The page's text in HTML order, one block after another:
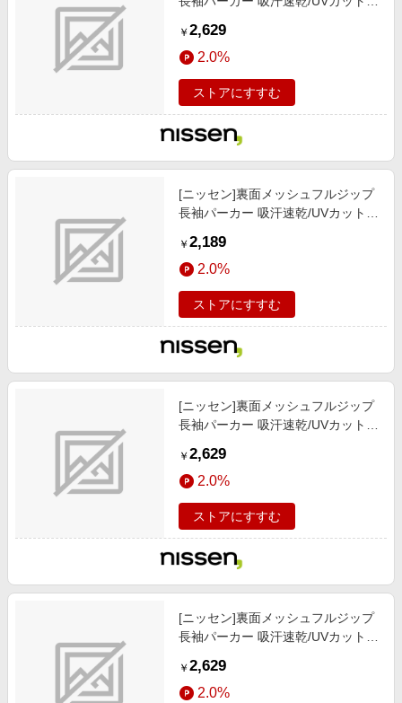
ーカー/ブラック
￥ 2,629
2.0%
ストアにすすむ
[ニッセン]裏面メッシュフルジップ
長袖パーカー 吸汗速乾/UVカット/
ーカー/ネイビー
￥ 2,189
2.0%
ストアにすすむ
[ニッセン]裏面メッシュフルジップ
長袖パーカー 吸汗速乾/UVカット/
ーカー/ライトイエロー
￥ 2,629
2.0%
ストアにすすむ
[ニッセン]裏面メッシュフルジップ
長袖パーカー 吸汗速乾/UVカット/
ーカー/ホワイト
￥ 2,629
2.0%